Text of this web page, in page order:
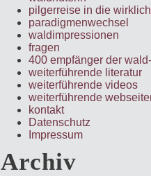
pilgerreise in die
paradigmenwechsel
waldimpressionen
fragen
400 empfänger der
weiterführende literatur
weiterführende videos
weiterführende
kontakt
Datenschutz
Impressum
Archiv